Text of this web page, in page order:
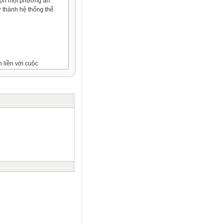
hệ thống thế
liền với cuộc